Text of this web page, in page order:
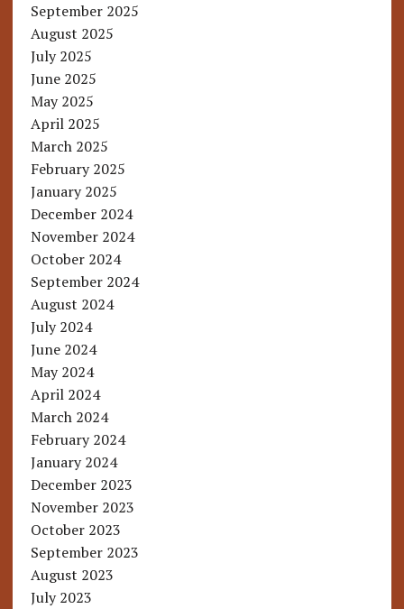
September 2025
August 2025
July 2025
June 2025
May 2025
April 2025
March 2025
February 2025
January 2025
December 2024
November 2024
October 2024
September 2024
August 2024
July 2024
June 2024
May 2024
April 2024
March 2024
February 2024
January 2024
December 2023
November 2023
October 2023
September 2023
August 2023
July 2023